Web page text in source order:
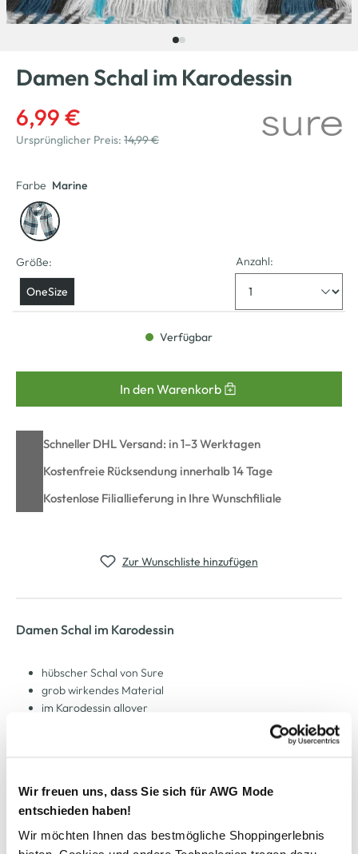
Wir freuen uns, dass Sie sich für AWG Mode
entschieden haben!
Wir möchten Ihnen das bestmögliche Shoppingerlebnis
Damen Schal im Karodessin
6,99 €
Ursprünglicher Preis: 14,99 €
Farbe Marine
Größe:
OneSize
Anzahl:
Verfügbar
In den Warenkorb
Schneller DHL Versand: in 1–3 Werktagen
Kostenfreie Rücksendung innerhalb 14 Tage
Kostenlose Filiallieferung in Ihre Wunschfiliale
Zur Wunschliste hinzufügen
Damen Schal im Karodessin
hübscher Schal von Sure
grob wirkendes Material
im Karodessin allover
AWG Artikelnummer